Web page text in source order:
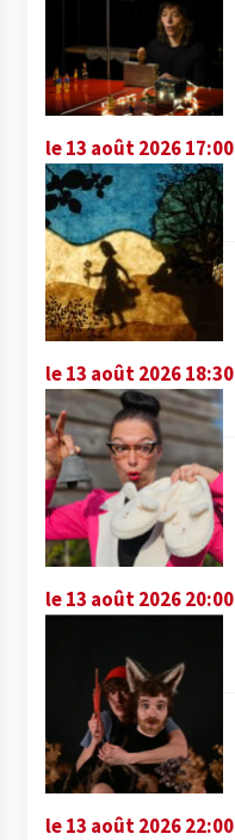
le 13 août 2026 17:00
le 13 août 2026 18:30
le 13 août 2026 20:00
le 13 août 2026 22:00